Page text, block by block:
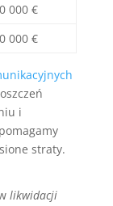
000 €
000 €
i
straty.
likwidacji